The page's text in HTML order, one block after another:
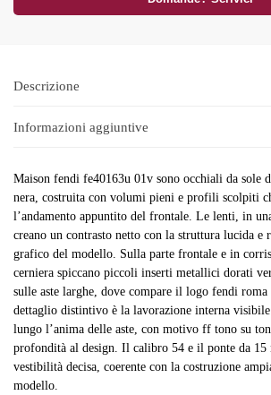
Descrizione
Informazioni aggiuntive
Maison fendi fe40163u 01v sono occhiali da sole dalla montatura cat-eye
nera, costruita con volumi pieni e profili scolpiti
l’andamento appuntito del frontale. Le lenti, in
creano un contrasto netto con la struttura lucida e
grafico del modello. Sulla parte frontale e in
cerniera spiccano piccoli inserti metallici dorati
sulle aste larghe, dove compare il logo fendi
dettaglio distintivo è la lavorazione interna
lungo l’anima delle aste, con motivo ff tono su
profondità al design. Il calibro 54 e il ponte da 15
vestibilità decisa, coerente con la costruzione
modello.